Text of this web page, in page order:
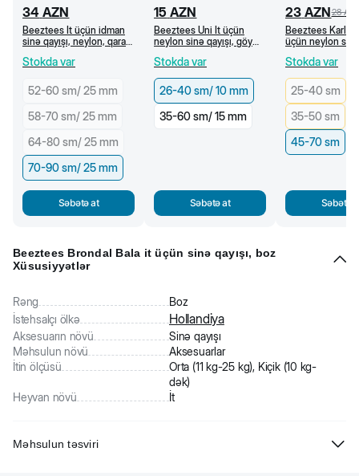
34 AZN
Beeztees İt üçün idman
sinə qayışı, neylon, qara
Stokda var
52-60 sm/ 25 mm
58-70 sm/ 25 mm
64-80 sm/ 25 mm
70-90 sm/ 25 mm
Səbətə at
15 AZN
Beeztees Uni İt üçün
neylon sinə qayışı, göy
Stokda var
26-40 sm/ 10 mm
35-60 sm/ 15 mm
Səbətə at
23 AZN28
Beeztees Karlie
üçün neylon sinə
Stokda var
25-40 sm
35-50 sm
45-70 sm
Səbətə
Beeztees Brondal Bala it üçün sinə qayışı, boz
Xüsusiyyətlər
Rəng
Boz
İstehsalçı ölkə
Hollandiya
Aksesuarın növü
Sinə qayışı
Məhsulun növü
Aksesuarlar
İtin ölçüsü
Orta (11 kg-25 kg), Kiçik (10 kg-
dək)
Heyvan növü
İt
Məhsulun təsviri